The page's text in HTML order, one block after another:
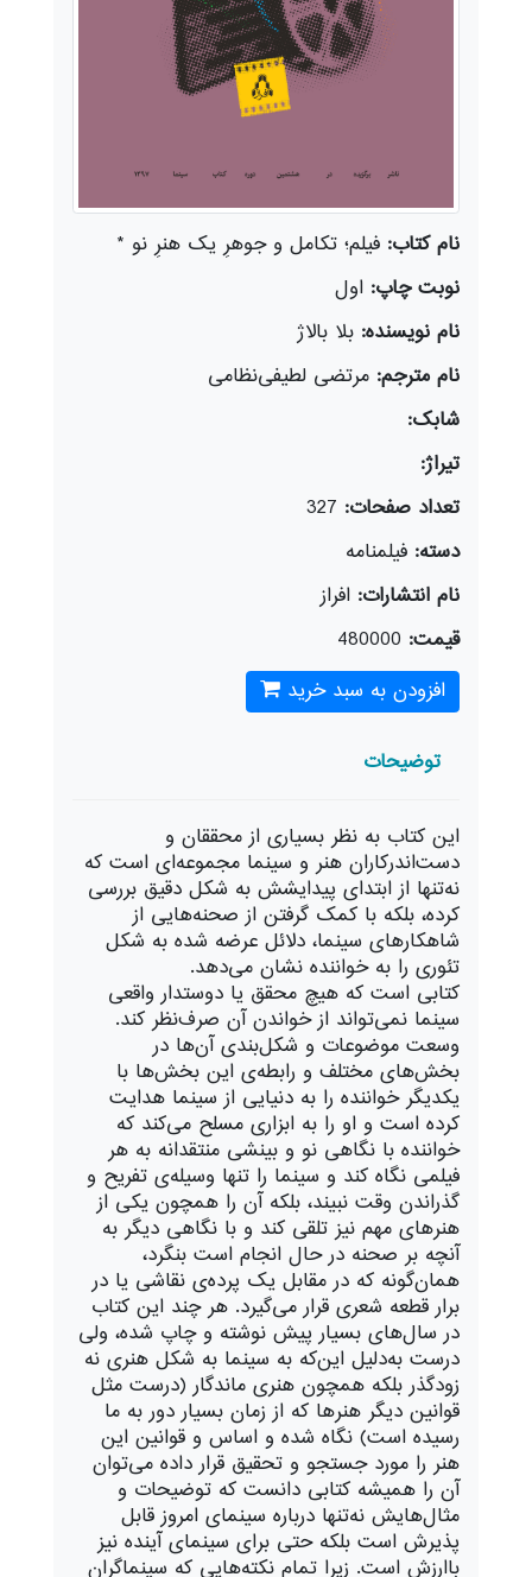
نام کتاب: فیلم؛ تکامل و جوهرِ یک هنرِ نو *
نوبت چاپ: اول
نام نویسنده: بلا بالاژ
نام مترجم: مرتضی لطیفی‌نظامی
شابک:
تیراژ:
تعداد صفحات: 327
دسته: فيلمنامه
نام انتشارات: افراز
قیمت: 480000
افزودن به سبد خرید
توضیحات
این کتاب به نظر بسیاری از محققان و
دست‌اندرکاران هنر و سینما مجموعه‌ای است که
نه‌تنها از ابتدای پیدایشش به شکل دقیق بررسی
کرده، بلکه با کمک گرفتن از صحنه‌هایی از
شاهکار‌های سینما، دلائل عرضه شده به شکل
تئوری را به خواننده نشان می‌دهد.
کتابی ‌است که هیچ محقق یا دوستدار واقعی
سینما نمی‌تواند از خواندن آن صرف‌نظر کند.
وسعت موضوعات و شکل‌بندی آن‌ها در
بخش‌های مختلف و رابطه‌ی این بخش‌ها با
یکدیگر خواننده را به دنیایی از سینما هدایت
کرده است و او‌ را به ابزاری مسلح می‌کند که
خواننده با نگاهی نو و بینشی منتقدانه به هر
فیلمی نگاه کند و سینما را تنها وسیله‌ی تفریح و
گذراندن وقت نبیند، بلکه آن‌ را همچون یکی از
هنر‌های مهم نیز تلقی کند و با نگاهی دیگر به
آنچه بر صحنه در حال انجام است بنگرد،
همان‌گونه که در مقابل یک پرده‌ی نقاشی یا در
برار قطعه شعری قرار می‌گیرد. هر چند این کتاب
در سال‌های بسیار پیش نوشته و چاپ شده، ولی
درست به‌دلیل این‌که به سینما به شکل هنری نه
زودگذر بلکه همچون هنری ماندگار (درست مثل
قوانین دیگر هنرها که از زمان بسیار دور به ما
رسیده است) نگاه شده و اساس و قوانین این
هنر را مورد جستجو و تحقیق قرار داده می‌توان
آن را همیشه کتابی دانست که توضیحات و
مثال‌هایش نه‌تنها درباره سینمای امروز قابل
پذیرش است بلکه حتی برای سینمای آینده نیز
باارزش است. زیرا تمام نکته‌هایی که سینماگران